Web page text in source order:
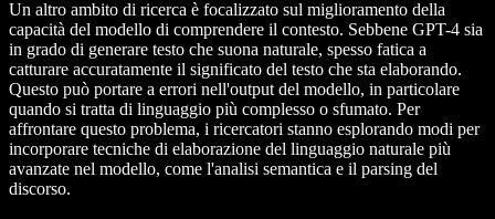
Un altro ambito di ricerca è focalizzato sul miglioramento della
capacità del modello di comprendere il contesto. Sebbene GPT-4 sia
in grado di generare testo che suona naturale, spesso fatica a
catturare accuratamente il significato del testo che sta elaborando.
Questo può portare a errori nell'output del modello, in particolare
quando si tratta di linguaggio più complesso o sfumato. Per
affrontare questo problema, i ricercatori stanno esplorando modi per
incorporare tecniche di elaborazione del linguaggio naturale più
avanzate nel modello, come l'analisi semantica e il parsing del
discorso.